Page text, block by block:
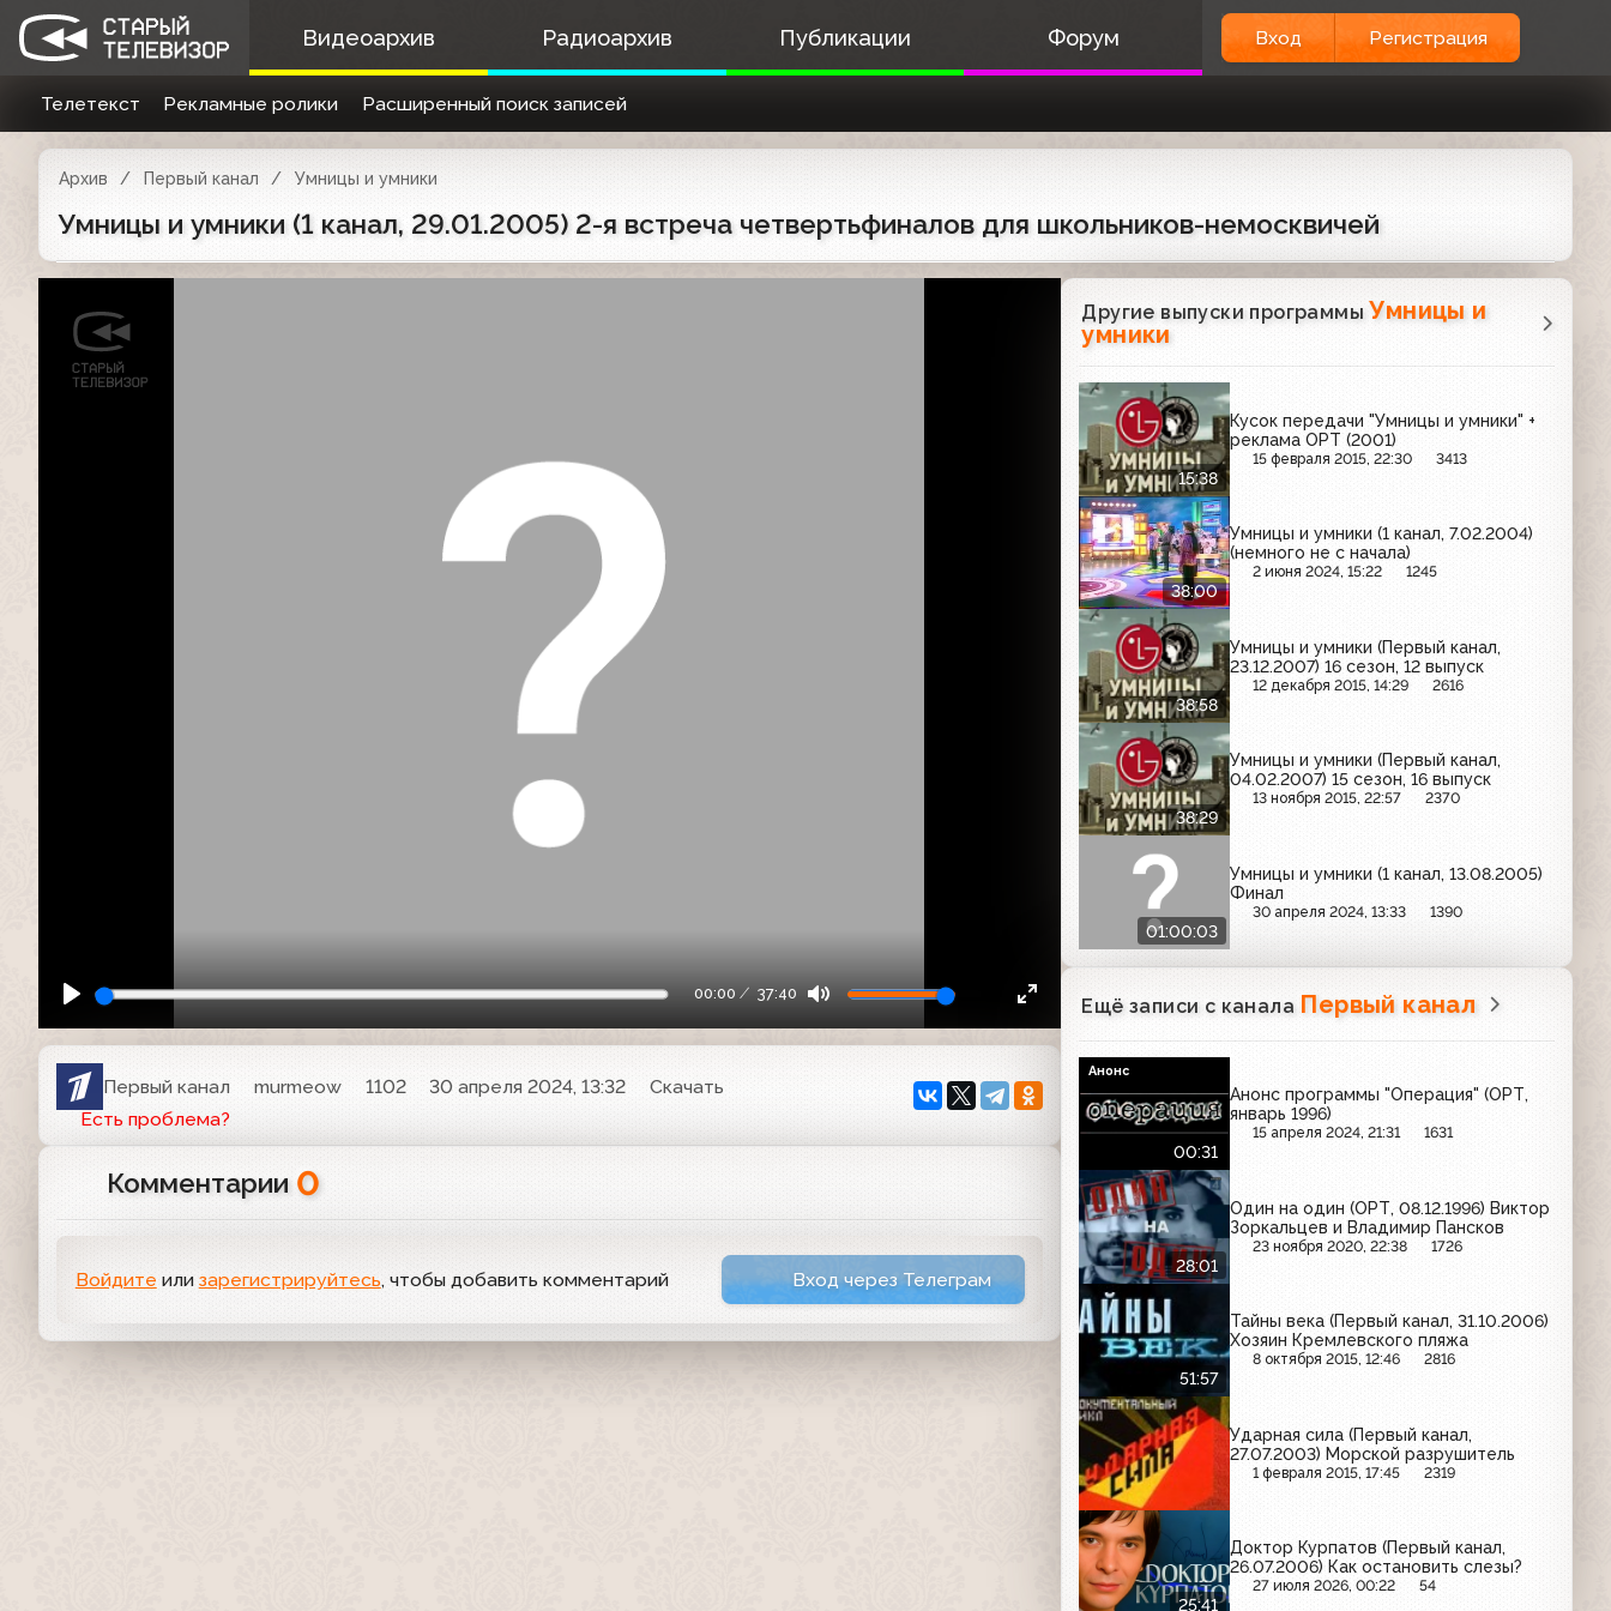
Видеоархив Радиоархив Публикации Форум Вход Регистрация
Телетекст Рекламные ролики Расширенный поиск записей
Архив Первый канал Умницы и умники
Умницы и умники (1 канал, 29.01.2005) 2-я встреча четвертьфиналов для школьников-немосквичей
00:00 37:40
Первый канал murmeow 1102 30 апреля 2024, 13:32
Скачать
Есть проблема?
Комментарии 0
Войдите или зарегистрируйтесь, чтобы добавить комментарий Вход через Телеграм
Другие выпуски программы Умницы и
умники
15:38
Кусок передачи "Умницы и умники" +
реклама ОРТ (2001)
15 февраля 2015, 22:30 3413
38:00
Умницы и умники (1 канал, 7.02.2004)
(немного не с начала)
2 июня 2024, 15:22 1245
38:58
Умницы и умники (Первый канал,
23.12.2007) 16 сезон, 12 выпуск
12 декабря 2015, 14:29 2616
38:29
Умницы и умники (Первый канал,
04.02.2007) 15 сезон, 16 выпуск
13 ноября 2015, 22:57 2370
01:00:03
Умницы и умники (1 канал, 13.08.2005)
Финал
30 апреля 2024, 13:33 1390
Ещё записи с канала Первый канал
00:31
Анонс программы "Операция" (ОРТ,
январь 1996)
15 апреля 2024, 21:31 1631
Анонс
28:01
Один на один (ОРТ, 08.12.1996) Виктор
Зоркальцев и Владимир Пансков
23 ноября 2020, 22:38 1726
51:57
Тайны века (Первый канал, 31.10.2006)
Хозяин Кремлевского пляжа
8 октября 2015, 12:46 2816
Ударная сила (Первый канал,
27.07.2003) Морской разрушитель
1 февраля 2015, 17:45 2319
25:41
Доктор Курпатов (Первый канал,
26.07.2006) Как остановить слезы?
27 июля 2026, 00:22 54